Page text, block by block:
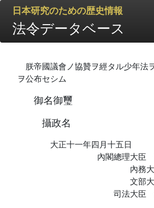
日本研究のための歴史情報
法令データベース
朕帝國議會ノ協贊ヲ經タル少年法
ヲ公布セシム
御名御璽
攝政名
大正十一年四月十五日
內閣總理大
內務
文部
司法大臣